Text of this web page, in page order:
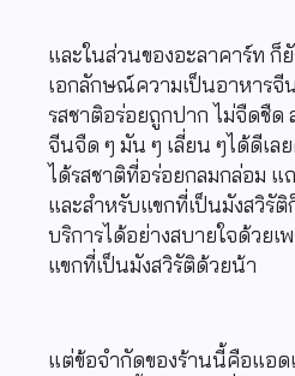
และในส่วนของอะลาคาร์ท ก็
เอกลักษณ์ความเป็นอาหารจี
รสชาติอร่อยถูกปาก ไม่จืดชืด
จีนจืด ๆ มัน ๆ เลี่ยน ๆได้ดีเล
ได้รสชาติที่อร่อยกลมกล่อม
และสำหรับแขกที่เป็นมังสวิรัติ
บริการได้อย่างสบายใจด้วยเ
แขกที่เป็นมังสวิรัติด้วยน้า
แต่ข้อจำกัดของร้านนี้คือแอด